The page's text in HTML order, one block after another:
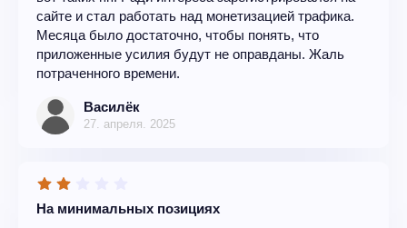
сайте и стал работать над монетизацией трафика.
Месяца было достаточно, чтобы понять, что
приложенные усилия будут не оправданы. Жаль
потраченного времени.
Василёк
27. апреля. 2025
На минимальных позициях